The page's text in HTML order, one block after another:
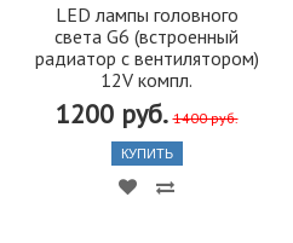
LED лампы головного
света G6 (встроенный
радиатор с вентилятором)
12V компл.
1200 руб. 1400 руб.
КУПИТЬ